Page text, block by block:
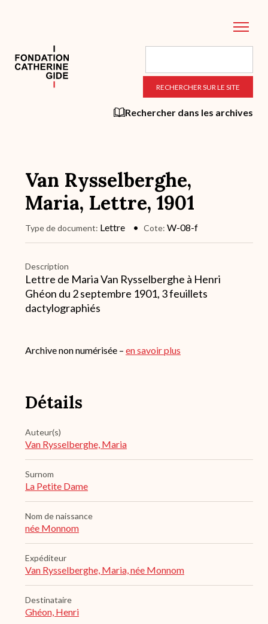
principal
Rechercher dans les archives
Van Rysselberghe,
Maria, Lettre, 1901
Type de document Lettre Cote W-08-f
Description
Lettre de Maria Van Rysselberghe à Henri
Ghéon du 2 septembre 1901, 3 feuillets
dactylographiés
Archive non numérisée – en savoir plus
Détails
Auteur(s)
Van Rysselberghe, Maria
Surnom
La Petite Dame
Nom de naissance
née Monnom
Expéditeur
Van Rysselberghe, Maria, née Monnom
Destinataire
Ghéon, Henri